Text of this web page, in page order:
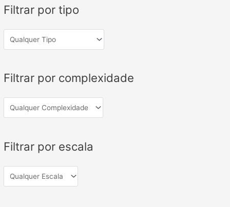
Filtrar por tipo
Filtrar por complexidade
Filtrar por escala